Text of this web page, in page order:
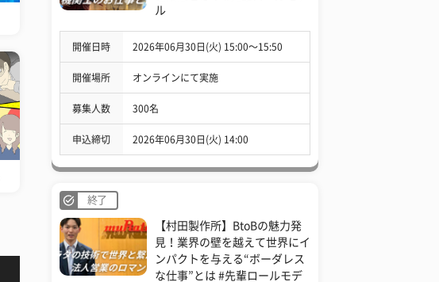
ル
開催日時 2026年06月30日(火) 15:00〜15:50
開催場所 オンラインにて実施
募集人数 300名
申込締切 2026年06月30日(火) 14:00
終了
【村田製作所】BtoBの魅力発
見！業界の壁を越えて世界にイ
ンパクトを与える“ボーダレス
な仕事”とは #先輩ロールモデ